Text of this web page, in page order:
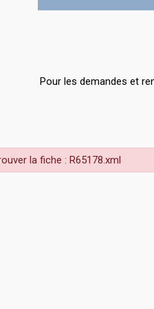
Pour les demandes et
la fiche : R65178.xml